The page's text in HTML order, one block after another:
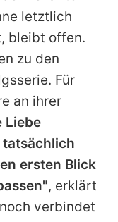
letztlich
bleibt offen.
zu den
Für
an ihrer
Liebe
ersten Blick
, erklärt
verbindet